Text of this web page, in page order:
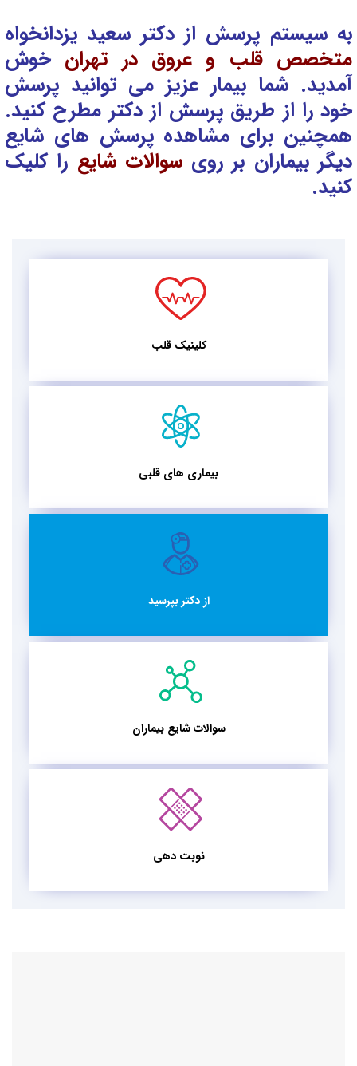
به سیستم پرسش از دکتر سعید یزدانخواه
متخصص قلب و عروق در تهران خوش
آمدید. شما بیمار عزیز می توانید پرسش
خود را از طریق پرسش از دکتر مطرح کنید.
همچنین برای مشاهده پرسش های شایع
دیگر بیماران بر روی سوالات شایع را کلیک
کنید.
کلینیک قلب
بیماری های قلبی
از دکتر بپرسید
سوالات شایع بیماران
نوبت دهی